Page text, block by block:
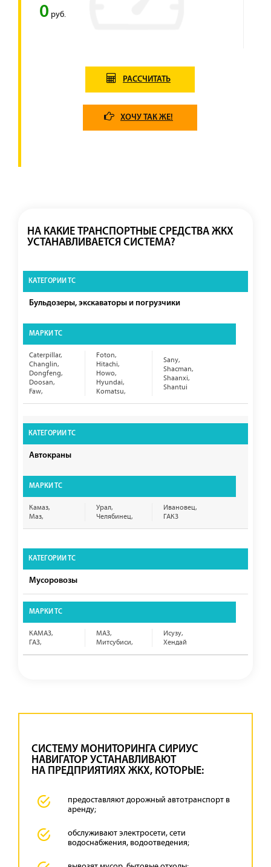
0 руб.
РАССЧИТАТЬ
ХОЧУ ТАК ЖЕ!
НА КАКИЕ ТРАНСПОРТНЫЕ СРЕДСТВА ЖКХ
УСТАНАВЛИВАЕТСЯ СИСТЕМА?
Бульдозеры, экскаваторы и погрузчики
Caterpillar,
Changlin,
Dongfeng,
Doosan,
Faw,
Foton,
Hitachi,
Howo,
Hyundai,
Komatsu,
Sany,
Shacman,
Shaanxi,
Shantui
Автокраны
Камаз,
Маз,
Урал,
Челябинец,
Ивановец,
ГАКЗ
Мусоровозы
КАМАЗ,
ГАЗ,
МАЗ,
Митсубиси,
Исузу,
Хендай
СИСТЕМУ МОНИТОРИНГА СИРИУС
НАВИГАТОР УСТАНАВЛИВАЮТ
НА ПРЕДПРИЯТИЯХ ЖКХ, КОТОРЫЕ:
предоставляют дорожный автотранспорт в
аренду;
обслуживают электросети, сети
водоснабжения, водоотведения;